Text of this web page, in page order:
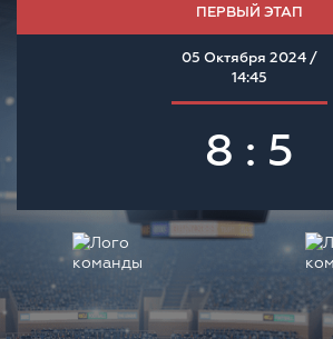
ПЕРВЫЙ ЭТАП
05 Октября 2024 /
14:45
8 : 5